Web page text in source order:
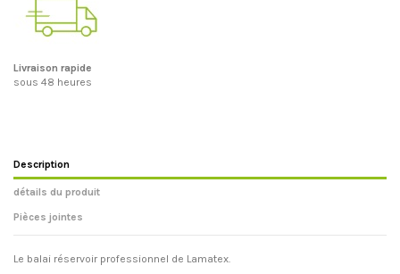
Livraison rapide
sous 48 heures
Description
détails du produit
Pièces jointes
Le balai réservoir professionnel de Lamatex.